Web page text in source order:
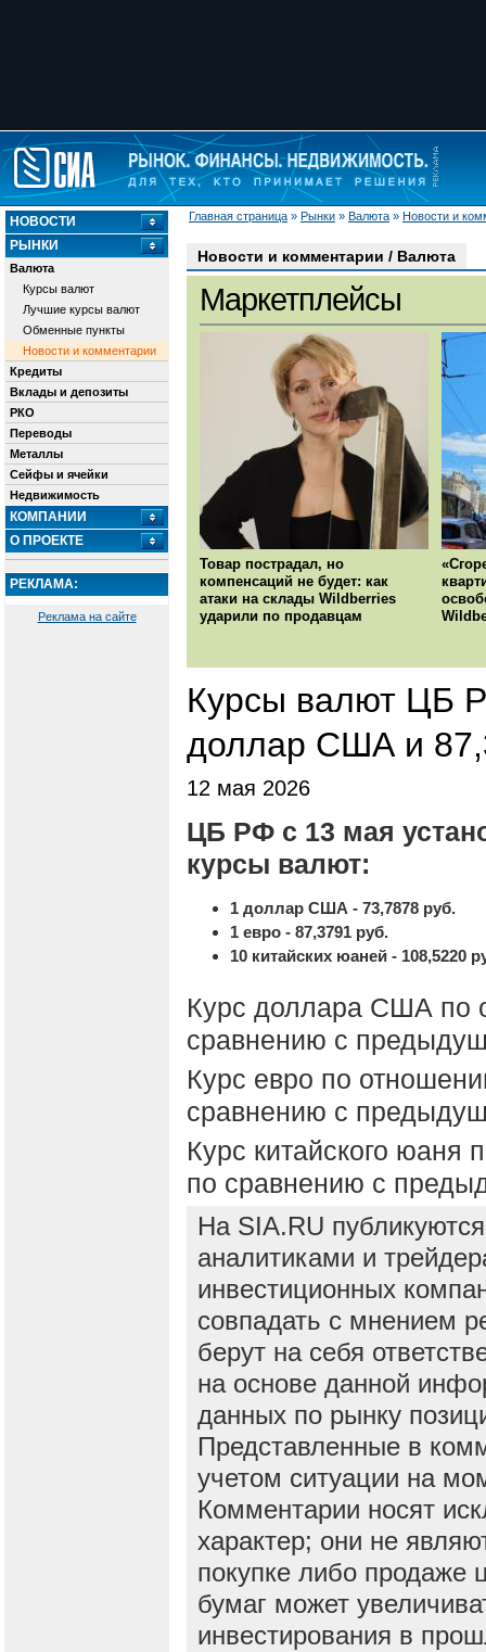
Главная страница » Рынки » Валюта » Новости и
НОВОСТИ
РЫНКИ
Валюта
Курсы валют
Лучшие курсы валют
Обменные пункты
Новости и комментарии
Кредиты
Вклады и депозиты
РКО
Переводы
Металлы
Сейфы и ячейки
Недвижимость
КОМПАНИИ
О ПРОЕКТЕ
РЕКЛАМА:
Реклама на сайте
Новости и комментарии / Валюта
Маркетплейсы
Товар пострадал, но
компенсаций не будет: как
атаки на склады Wildberries
ударили по продавцам
Курсы валют ЦБ
доллар США и
12 мая 2026
ЦБ РФ с 13 мая
курсы валют:
1 доллар США - 73,7878 руб.
1 евро - 87,3791 руб.
10 китайских юаней - 108,5220
Курс доллара США по
сравнению с
Курс евро по
сравнению с
Курс китайского
по сравнению с
На SIA.RU
аналитиками и
инвестиционных
совпадать с мнением
берут на себя
на основе данной
данных по рынку
Представленные в
учетом ситуации на
Комментарии носят
характер; они не
покупке либо продаже
бумаг может
инвестирования в